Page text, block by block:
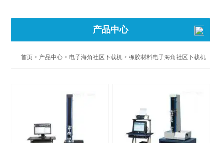
产品中心
首页 > 产品中心 > 电子海角社区下载机 >橡胶材料电子海角社区下载机